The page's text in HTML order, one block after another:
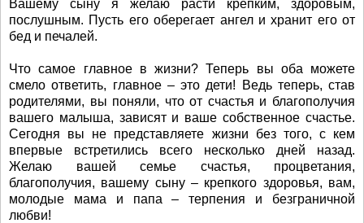
Вашему сыну я желаю расти крепким, здоровым,
послушным. Пусть его оберегает ангел и хранит его от
бед и печалей.
Что самое главное в жизни? Теперь вы оба можете
смело ответить, главное – это дети! Ведь теперь, став
родителями, вы поняли, что от счастья и благополучия
вашего малыша, зависят и ваше собственное счастье.
Сегодня вы не представляете жизни без того, с кем
впервые встретились всего несколько дней назад.
Желаю вашей семье счастья, процветания,
благополучия, вашему сыну – крепкого здоровья, вам,
молодые мама и папа – терпения и безграничной
любви!